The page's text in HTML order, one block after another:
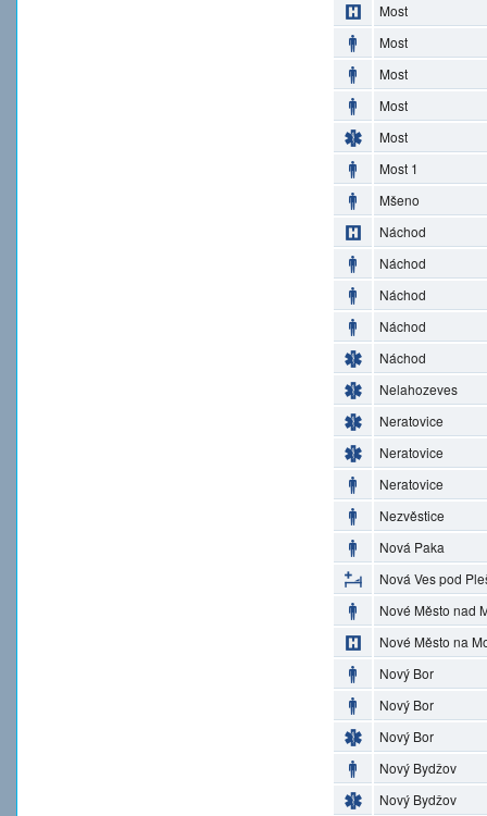
Most
Most
Most
Most
Most
Most 1
Mšeno
Náchod
Náchod
Náchod
Náchod
Náchod
Nelahozeves
Neratovice
Neratovice
Neratovice
Nezvěstice
Nová Paka
Nová Ves pod
Nové Město nad
Nové Město na
Nový Bor
Nový Bor
Nový Bor
Nový Bydžov
Nový Bydžov